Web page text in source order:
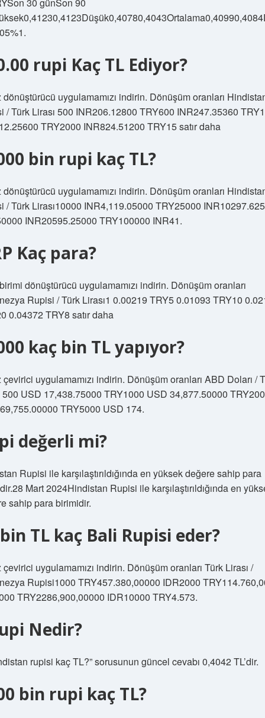
rupi Kaç TL Ediyor?
uygulamamızı indirin. Dönüşüm oranları
/ Türk Lirası 500 INR206.12800 TRY600 INR247.35360
TRY2000 INR824.51200 TRY15 satır daha
bin rupi kaç TL?
uygulamamızı indirin. Dönüşüm oranları
/ Türk Lirası10000 INR4,119.05000 TRY25000
INR20595.25000 TRY100000 INR41.
Kaç para?
dönüştürücü uygulamamızı indirin. Dönüşüm oranları
Rupisi / Türk Lirası1 0.00219 TRY5 0.01093 TRY10
0.04372 TRY8 satır daha
kaç bin TL yapıyor?
uygulamamızı indirin. Dönüşüm oranları ABD Doları /
500 USD 17,438.75000 TRY1000 USD 34,877.50000
TRY5000 USD 174.
değerli mi?
Rupisi ile karşılaştırıldığında en yüksek değere sahip para
Mart 2024Hindistan Rupisi ile karşılaştırıldığında en
sahip para birimidir.
TL kaç Bali Rupisi eder?
uygulamamızı indirin. Dönüşüm oranları Türk Lirası /
Rupisi1000 TRY457.380,00000 IDR2000
TRY2286,900,00000 IDR10000 TRY4.573.
Nedir?
rupisi kaç TL?” sorusunun güncel cevabı 0,4042 TL’dir.
bin rupi kaç TL?